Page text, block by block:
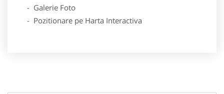
- Galerie Foto
- Pozitionare pe Harta Interactiva